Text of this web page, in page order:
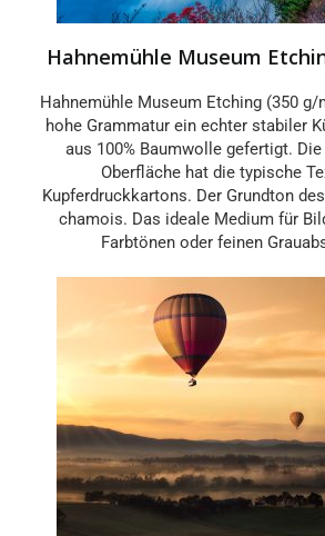
Hahnemühle Museum
Hahnemühle Museum Etching (350 g/
hohe Grammatur ein echter stabiler
aus 100% Baumwolle gefertigt.
Oberfläche hat die typische
Kupferdruckkartons. Der Grundton
chamois. Das ideale Medium für
Farbtönen oder feinen